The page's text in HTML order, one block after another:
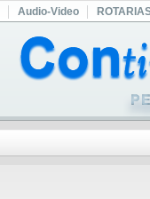
Audio-Video